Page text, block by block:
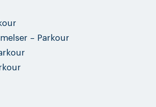
– Parkour